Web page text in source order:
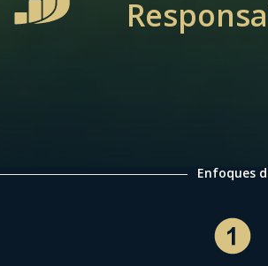
Enfoques